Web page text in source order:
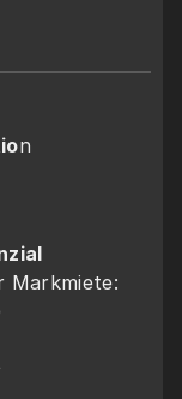
n
Markmiete: